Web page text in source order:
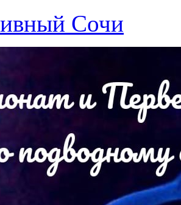
Сочи